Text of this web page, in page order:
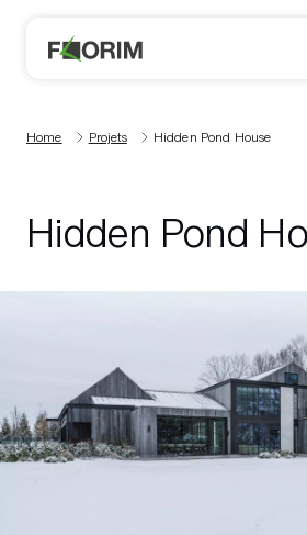
Home Projets Hidden Pond House
Hidden Pond